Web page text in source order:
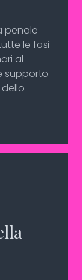
penale
le fasi
al
supporto